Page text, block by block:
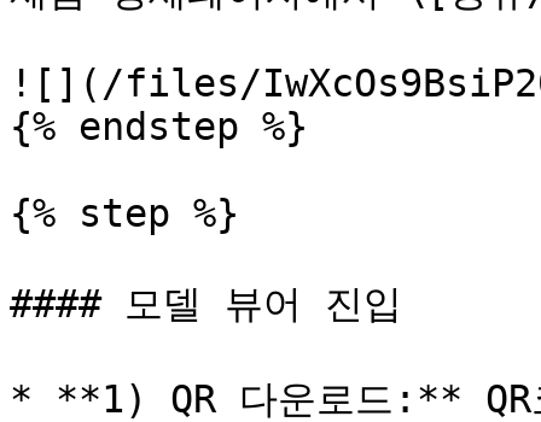
![](/files/
{% endstep %}
{% step %}
#### 모델 뷰어 진입
* **1) QR 다운로드:** QR